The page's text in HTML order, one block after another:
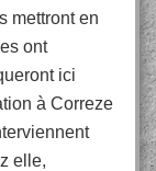
mettront en
ont
ici
à Correze
elle,